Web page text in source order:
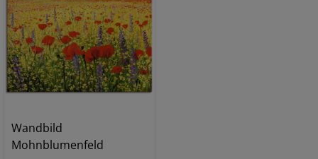
Wandbild
Mohnblumenfeld